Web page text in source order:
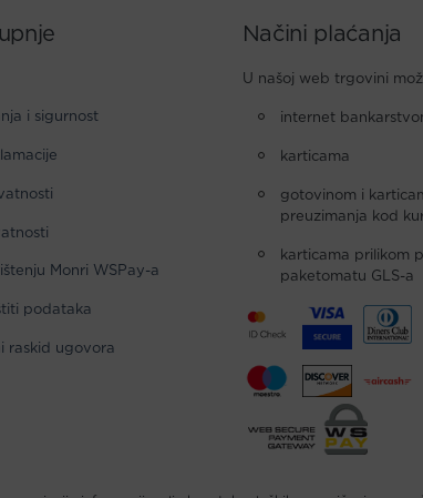
i sigurnost
Monri WSPay-a
podataka
raskid ugovora
Načini plaćanja
U našoj web trgovini
internet
karticama
gotovinom i
preuzimanja kod
karticama prilikom
paketomatu GLS-a